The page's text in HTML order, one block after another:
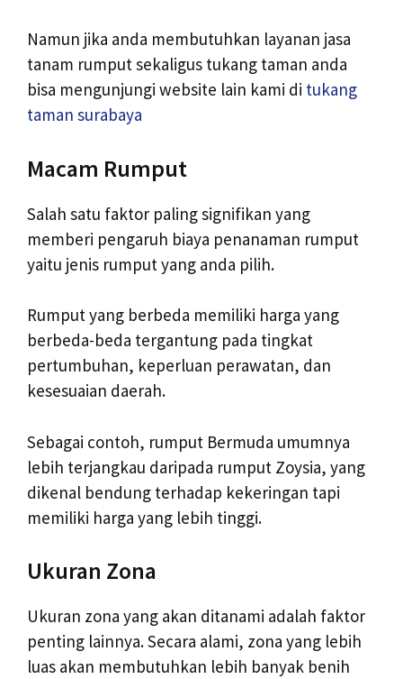
Namun jika anda membutuhkan layanan jasa
tanam rumput sekaligus tukang taman anda
bisa mengunjungi website lain kami di tukang
taman surabaya
Macam Rumput
Salah satu faktor paling signifikan yang
memberi pengaruh biaya penanaman rumput
yaitu jenis rumput yang anda pilih.
Rumput yang berbeda memiliki harga yang
berbeda-beda tergantung pada tingkat
pertumbuhan, keperluan perawatan, dan
kesesuaian daerah.
Sebagai contoh, rumput Bermuda umumnya
lebih terjangkau daripada rumput Zoysia, yang
dikenal bendung terhadap kekeringan tapi
memiliki harga yang lebih tinggi.
Ukuran Zona
Ukuran zona yang akan ditanami adalah faktor
penting lainnya. Secara alami, zona yang lebih
luas akan membutuhkan lebih banyak benih